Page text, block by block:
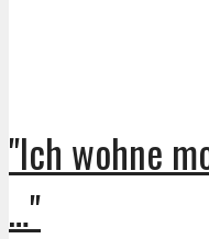
"Ich wohne
…"